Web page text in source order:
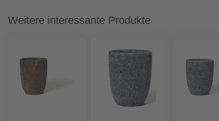
Weitere interessante Produkte